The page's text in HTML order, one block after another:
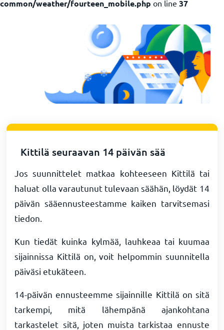
common/weather/fourteen_mobile.php on line 37
Kittilä seuraavan 14 päivän sää
Jos suunnittelet matkaa kohteeseen Kittilä tai
haluat olla varautunut tulevaan säähän, löydät 14
päivän sääennusteestamme kaiken tarvitsemasi
tiedon.
Kun tiedät kuinka kylmää, lauhkeaa tai kuumaa
sijainnissa Kittilä on, voit helpommin suunnitella
päiväsi etukäteen.
14-päivän ennusteemme sijainnille Kittilä on sitä
tarkempi, mitä lähempänä ajankohtana
tarkastelet sitä, joten muista tarkistaa ennuste